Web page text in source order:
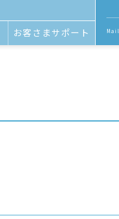
お客さまサポート Mail